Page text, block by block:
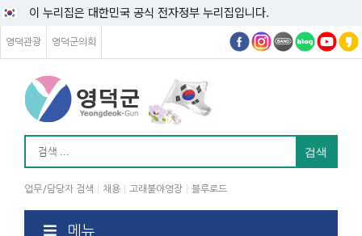
이 누리집은 대한민국 공식 전자정부 누리집입니다.
영덕관광 영덕군의회
업무/담당자 검색 채용 고래불야영장 블루로드
메뉴